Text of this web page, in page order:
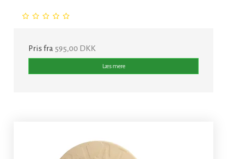
Pris fra 595,00 DKK
Læs mere